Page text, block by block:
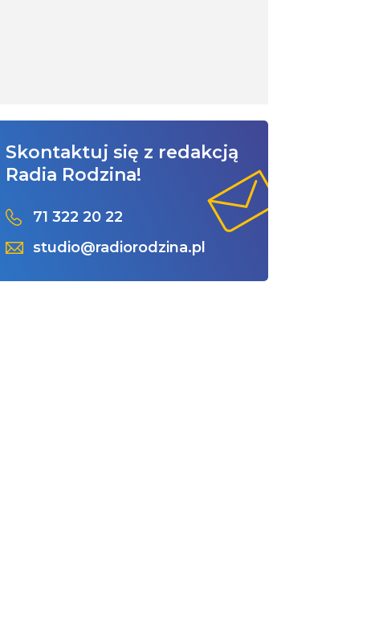
Skontaktuj się z redakcją
Radia Rodzina!
71 322 20 22
studio@radiorodzina.pl